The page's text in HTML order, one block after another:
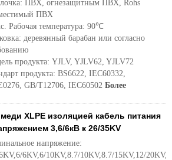
ПВХ, огнезащитным ПВХ, Rohs
ПВХ
Рабочая температура: 90℃
деревянный барабан или согласно
продукта: YJLV, YJLV62, YJLV72
продукта: BS6622, IEC60332,
GB/T12706, IEC60502 Более
меди XLPE изоляцией кабель питания
3,6/6кВ к 26/35KV
напряжение:
6KV,6/10KV,8.7/10KV,8.7/15KV,12/